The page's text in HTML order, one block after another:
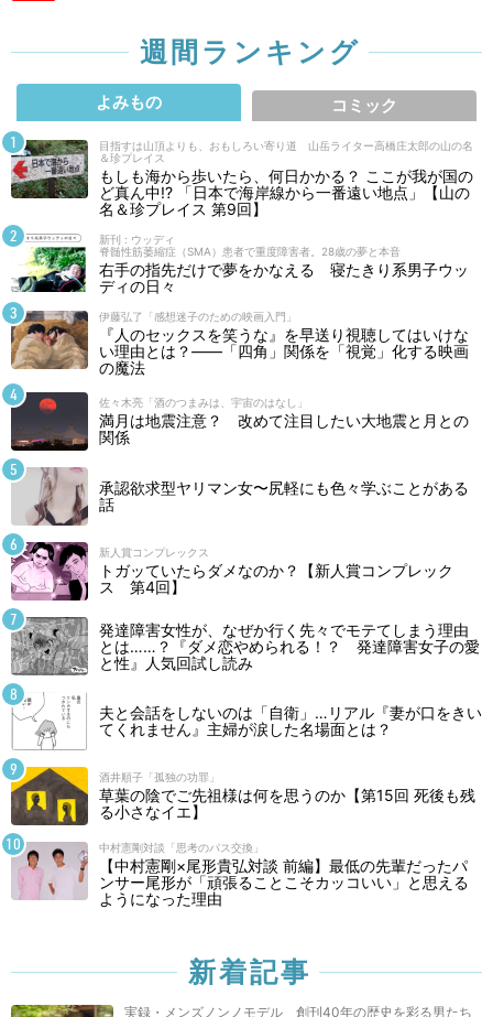
週間ランキング
よみもの コミック
目指すは山頂よりも、おもしろい寄り道 山岳ライター高橋庄太郎の山の名
＆珍プレイス
もしも海から歩いたら、何日かかる？ ここが我が国の
ど真ん中!? 「日本で海岸線から一番遠い地点」【山の
名＆珍プレイス 第9回】
新刊 : ウッディ
脊髄性筋萎縮症（SMA）患者で重度障害者。28歳の夢と本音
右手の指先だけで夢をかなえる 寝たきり系男子ウッ
ディの日々
伊藤弘了「感想迷子のための映画入門」
『人のセックスを笑うな』を早送り視聴してはいけな
い理由とは？――「四角」関係を「視覚」化する映画
の魔法
佐々木亮「酒のつまみは、宇宙のはなし」
満月は地震注意？ 改めて注目したい大地震と月との
関係
承認欲求型ヤリマン女〜尻軽にも色々学ぶことがある
話
新人賞コンプレックス
トガッていたらダメなのか？【新人賞コンプレック
ス 第4回】
発達障害女性が、なぜか行く先々でモテてしまう理由
とは……？『ダメ恋やめられる！？ 発達障害女子の愛
と性』人気回試し読み
夫と会話をしないのは「自衛」…リアル『妻が口をきい
てくれません』主婦が涙した名場面とは？
酒井順子「孤独の功罪」
草葉の陰でご先祖様は何を思うのか【第15回 死後も残
る小さなイエ】
中村憲剛対談「思考のパス交換」
【中村憲剛×尾形貴弘対談 前編】最低の先輩だったパ
ンサー尾形が「頑張ることこそカッコいい」と思える
ようになった理由
新着記事
実録・メンズノンノモデル 創刊40年の歴史を彩る男たち